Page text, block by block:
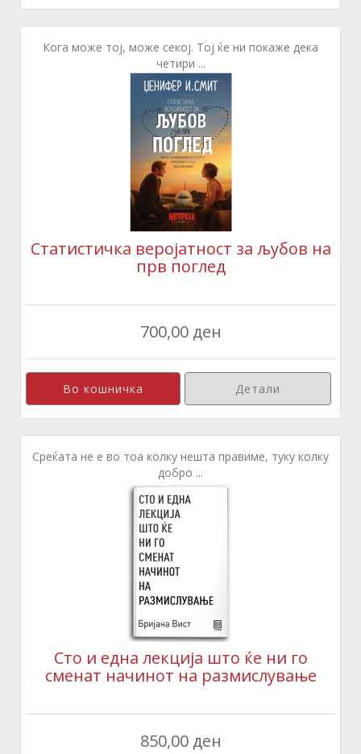
Кога може тој, може секој. Тој ќе ни покаже дека
четири ...
Статистичка веројатност за љубов на
прв поглед
700,00 ден
Детали
Среќата не е во тоа колку нешта правиме, туку колку
добро ...
Сто и една лекција што ќе ни го
сменат начинот на размислување
850,00 ден